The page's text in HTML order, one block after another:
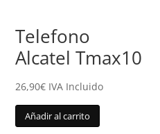
Telefono
Alcatel Tmax10
26,90€ IVA Incluido
Añadir al carrito